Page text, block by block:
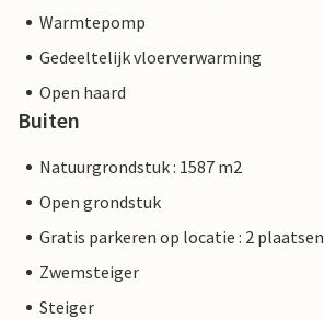
Warmtepomp
Gedeeltelijk vloerverwarming
Open haard
Buiten
Natuurgrondstuk : 1587 m2
Open grondstuk
Gratis parkeren op locatie : 2 plaatsen
Zwemsteiger
Steiger